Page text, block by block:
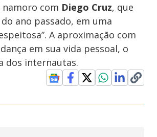
namoro com Diego Cruz, que
ano passado, em uma
A aproximação com
em sua vida pessoal, o
dos internautas.